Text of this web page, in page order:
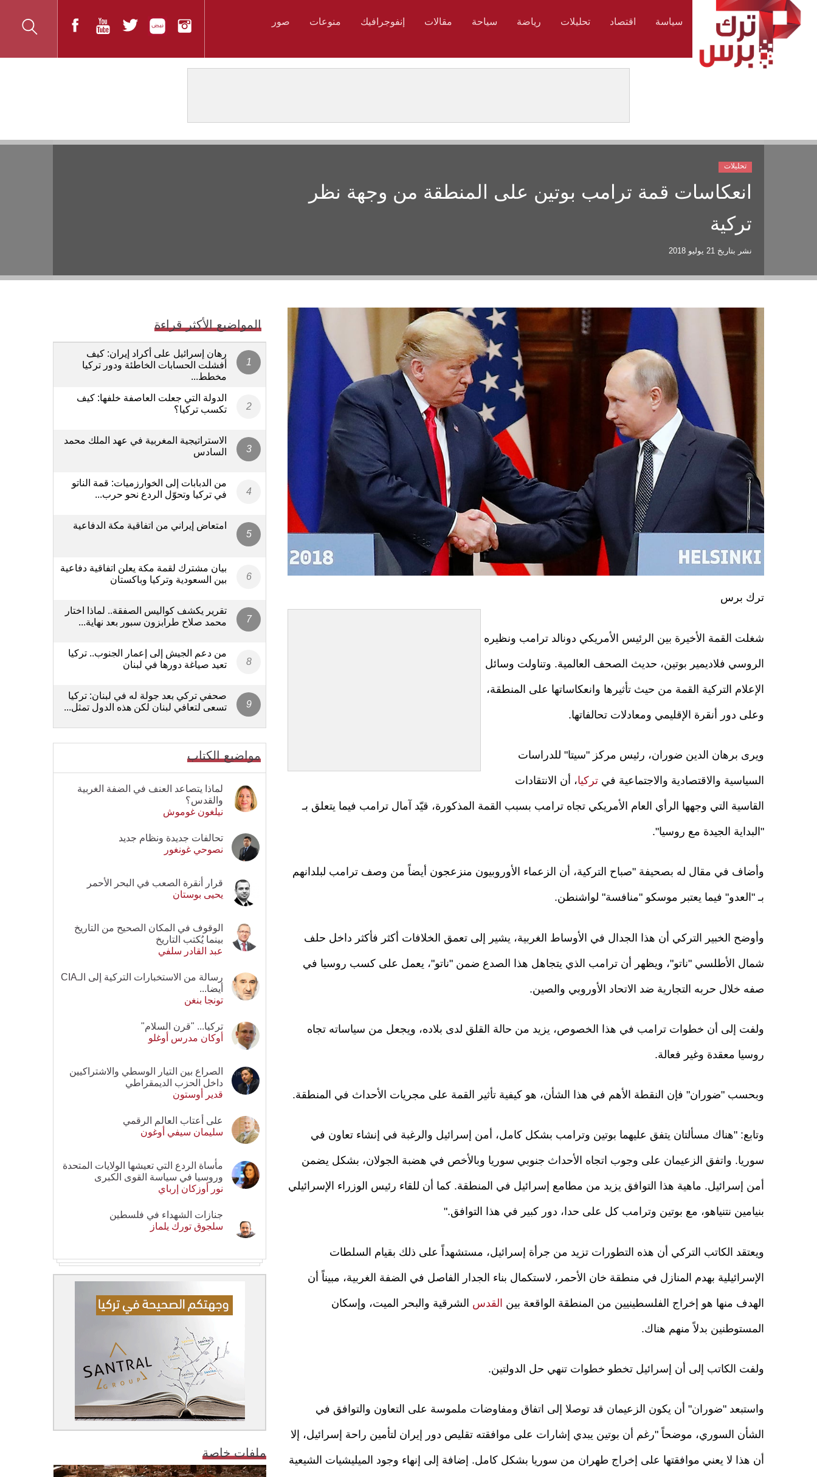
سياسة اقتصاد تحليلات رياضة سياحة مقالات إنفوجرافيك منوعات صور
انعكاسات قمة ترامب بوتين على المنطقة من وجهة نظر
تركية
نشر بتاريخ 21 يوليو 2018
تحليلات
ترك برس
شغلت القمة الأخيرة بين الرئيس الأمريكي دونالد ترامب ونظيره
الروسي فلاديمير بوتين، حديث الصحف العالمية. وتناولت وسائل
الإعلام التركية القمة من حيث تأثيرها وانعكاساتها على المنطقة،
وعلى دور أنقرة الإقليمي ومعادلات تحالفاتها.
ويرى برهان الدين ضوران، رئيس مركز "سيتا" للدراسات
السياسية والاقتصادية والاجتماعية في تركيا، أن الانتقادات
القاسية التي وجهها الرأي العام الأمريكي تجاه ترامب بسبب القمة المذكورة، قيّد آمال ترامب فيما يتعلق بـ
"البداية الجيدة مع روسيا".
وأضاف في مقال له بصحيفة "صباح التركية، أن الزعماء الأوروبيون منزعجون أيضاً من وصف ترامب لبلدانهم
بـ "العدو" فيما يعتبر موسكو "منافسة" لواشنطن.
وأوضح الخبير التركي أن هذا الجدال في الأوساط الغربية، يشير إلى تعمق الخلافات أكثر فأكثر داخل حلف
شمال الأطلسي "ناتو"، ويظهر أن ترامب الذي يتجاهل هذا الصدع ضمن "ناتو"، يعمل على كسب روسيا في
صفه خلال حربه التجارية ضد الاتحاد الأوروبي والصين.
ولفت إلى أن خطوات ترامب في هذا الخصوص، يزيد من حالة القلق لدى بلاده، ويجعل من سياساته تجاه
روسيا معقدة وغير فعالة.
وبحسب "ضوران" فإن النقطة الأهم في هذا الشأن، هو كيفية تأثير القمة على مجريات الأحداث في المنطقة.
وتابع: "هناك مسألتان يتفق عليهما بوتين وترامب بشكل كامل، أمن إسرائيل والرغبة في إنشاء تعاون في
سوريا. واتفق الزعيمان على وجوب اتجاه الأحداث جنوبي سوريا وبالأخص في هضبة الجولان، بشكل يضمن
أمن إسرائيل. ماهية هذا التوافق يزيد من مطامع إسرائيل في المنطقة. كما أن للقاء رئيس الوزراء الإسرائيلي
بنيامين نتنياهو، مع بوتين وترامب كل على حدا، دور كبير في هذا التوافق."
ويعتقد الكاتب التركي أن هذه التطورات تزيد من جرأة إسرائيل، مستشهداً على ذلك بقيام السلطات
الإسرائيلية بهدم المنازل في منطقة خان الأحمر، لاستكمال بناء الجدار الفاصل في الضفة الغربية، مبيناً أن
الهدف منها هو إخراج الفلسطينيين من المنطقة الواقعة بين القدس الشرقية والبحر الميت، وإسكان
المستوطنين بدلاً منهم هناك.
ولفت الكاتب إلى أن إسرائيل تخطو خطوات تنهي حل الدولتين.
واستبعد "ضوران" أن يكون الزعيمان قد توصلا إلى اتفاق ومفاوضات ملموسة على التعاون والتوافق في
الشأن السوري، موضحاً "رغم أن بوتين يبدي إشارات على موافقته تقليص دور إيران لتأمين راحة إسرائيل، إلا
أن هذا لا يعني موافقتها على إخراج طهران من سوريا بشكل كامل. إضافة إلى إنهاء وجود الميليشيات الشيعية
المواضيع الأكثر قراءة
رهان إسرائيل على أكراد إيران: كيف
أفشلت الحسابات الخاطئة ودور تركيا
مخطط...
الدولة التي جعلت العاصفة خلفها: كيف
تكسب تركيا؟
الاستراتيجية المغربية في عهد الملك محمد
السادس
من الدبابات إلى الخوارزميات: قمة الناتو
في تركيا وتحوّل الردع نحو حرب...
امتعاض إيراني من اتفاقية مكة الدفاعية
بيان مشترك لقمة مكة يعلن اتفاقية دفاعية
بين السعودية وتركيا وباكستان
تقرير يكشف كواليس الصفقة.. لماذا اختار
محمد صلاح طرابزون سبور بعد نهاية...
من دعم الجيش إلى إعمار الجنوب.. تركيا
تعيد صياغة دورها في لبنان
صحفي تركي بعد جولة له في لبنان: تركيا
تسعى لتعافي لبنان لكن هذه الدول تمثل...
مواضيع الكتاب
لماذا يتصاعد العنف في الضفة الغربية
والقدس؟
نيلغون غوموش
تحالفات جديدة ونظام جديد
نصوحي غونغور
قرار أنقرة الصعب في البحر الأحمر
يحيى بوستان
الوقوف في المكان الصحيح من التاريخ
بينما يُكتب التاريخ
عبد القادر سلفي
رسالة من الاستخبارات التركية إلى الـCIA
أيضا...
تونجا بنغن
تركيا... "قرن السلام"
أوكان مدرس أوغلو
الصراع بين التيار الوسطي والاشتراكيين
داخل الحزب الديمقراطي
قدير أوستون
على أعتاب العالم الرقمي
سليمان سيفي أوغون
مأساة الردع التي تعيشها الولايات المتحدة
وروسيا في سياسة القوى الكبرى
نور أوزكان إرباي
جنازات الشهداء في فلسطين
سلجوق تورك يلماز
ملفات خاصة